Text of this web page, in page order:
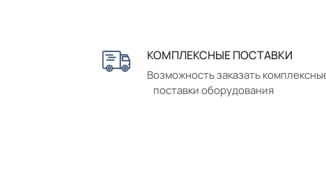
КОМПЛЕКСНЫЕ ПОСТАВКИ
Возможность заказать
поставки оборудования